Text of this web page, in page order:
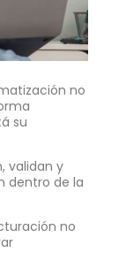
no
su
validan y
dentro de la
no